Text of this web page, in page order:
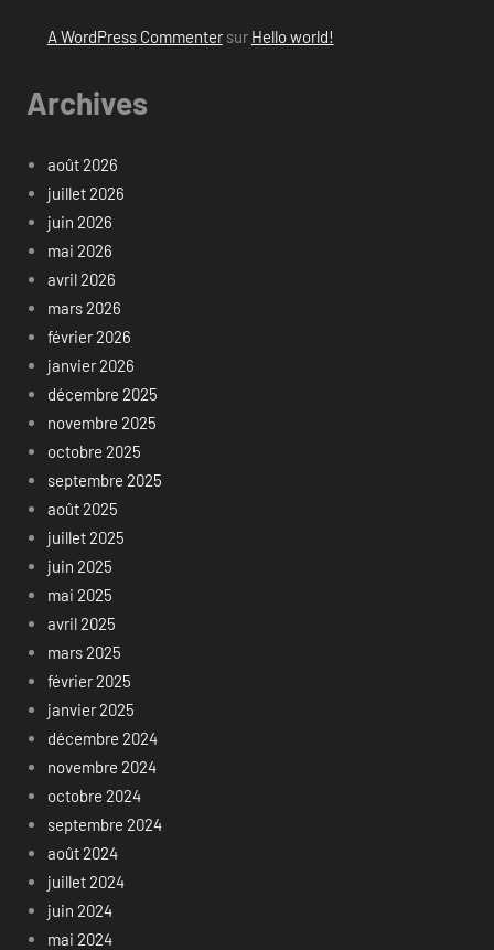
A WordPress Commentersur Hello world!
Archives
août 2026
juillet 2026
juin 2026
mai 2026
avril 2026
mars 2026
février 2026
janvier 2026
décembre 2025
novembre 2025
octobre 2025
septembre 2025
août 2025
juillet 2025
juin 2025
mai 2025
avril 2025
mars 2025
février 2025
janvier 2025
décembre 2024
novembre 2024
octobre 2024
septembre 2024
août 2024
juillet 2024
juin 2024
mai 2024